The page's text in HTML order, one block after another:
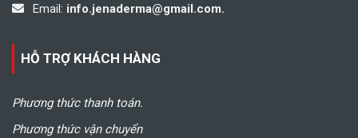
Email: info.jenaderma@gmail.com.
HỖ TRỢ KHÁCH HÀNG
Phương thức thanh toán.
Phương thức vận chuyển